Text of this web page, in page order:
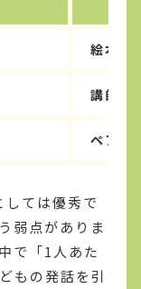
絵本の
講師の
ペアゲ
ては優秀で
弱点がありま
で「1人あた
もの発話を引